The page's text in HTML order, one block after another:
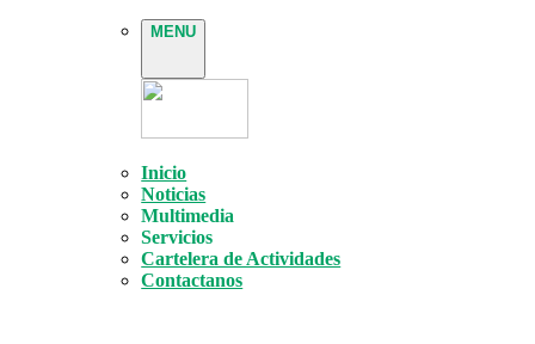
MENU
Inicio
Noticias
Multimedia
Servicios
Cartelera de Actividades
Contactanos